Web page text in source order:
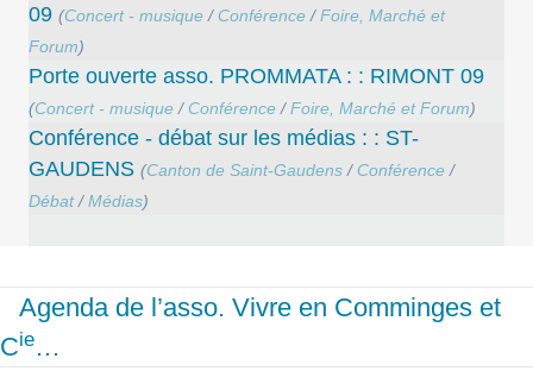
09 (Concert - musique / Conférence /Foire, Marché et
Forum)
Porte ouverte asso. PROMMATA : : RIMONT 09
(Concert - musique / Conférence /Foire, Marché et Forum)
Conférence - débat sur les médias : : ST-
GAUDENS (Canton de Saint-Gaudens / Conférence /
Débat/Médias)
Agenda de l’asso. Vivre en Comminges et
Cie…